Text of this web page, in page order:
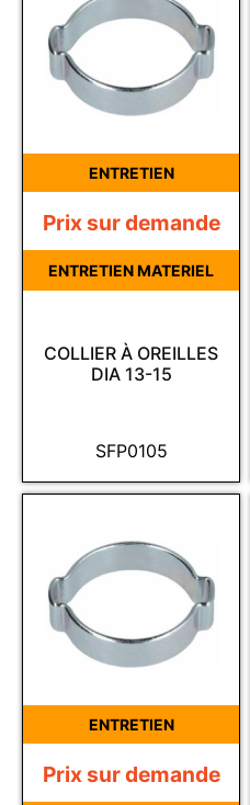
ENTRETIEN
SFP0105
COLLIER À OREILLES
DIA 13-15
Prix sur demande
ENTRETIEN MATERIEL
ENTRETIEN
Prix sur demande